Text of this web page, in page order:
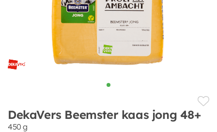
DekaVers Beemster kaas jong 48+
450 g